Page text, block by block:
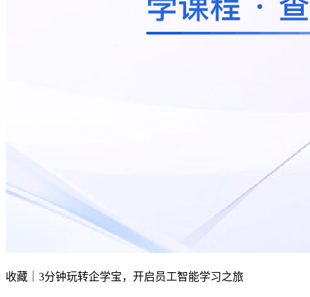
收藏｜3分钟玩转企学宝，开启员工智能学习之旅